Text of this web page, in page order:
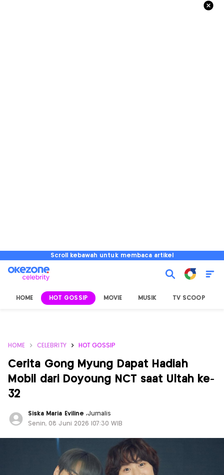
Scroll kebawah untuk membaca artikel
HOME HOT GOSSIP MOVIE MUSIK TV SCOOP
HOME CELEBRITY HOT GOSSIP
Cerita Gong Myung Dapat Hadiah
Mobil dari Doyoung NCT saat Ultah ke-
32
Siska Maria Eviline ,Jurnalis
Senin, 08 Juni 2026 |07:30 WIB